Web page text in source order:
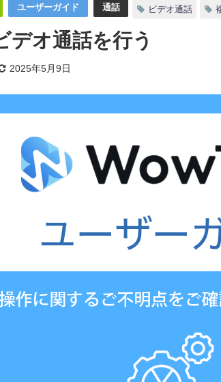
ユーザーガイド 通話 ビデオ通話
デオ通話を行う
2025年5月9日